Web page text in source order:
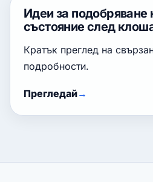
Идеи за подобряване
състояние след
Кратък преглед на
подробности.
Прегледай